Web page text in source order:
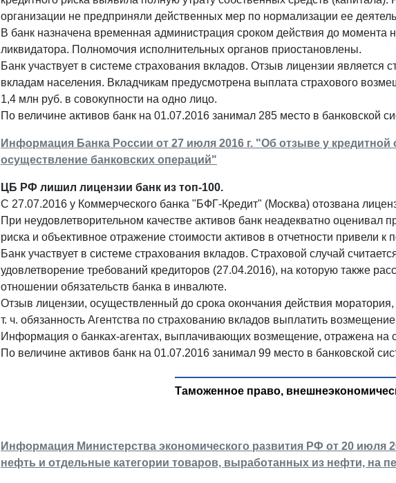
организации не предприняли действенных мер по нормализации ее
В банк назначена временная администрация сроком действия до момента
ликвидатора. Полномочия исполнительных органов приостановлены.
Банк участвует в системе страхования вкладов. Отзыв лицензии является
вкладам населения. Вкладчикам предусмотрена выплата страхового
1,4 млн руб. в совокупности на одно лицо.
По величине активов банк на 01.07.2016 занимал 285 место в банковской
Информация Банка России от 27 июля 2016 г. "Об отзыве у
осуществление банковских операций"
ЦБ РФ лишил лицензии банк из топ-100.
С 27.07.2016 у Коммерческого банка "БФГ-Кредит" (Москва) отозвана
При неудовлетворительном качестве активов банк неадекватно оценивал
риска и объективное отражение стоимости активов в отчетности привели к
Банк участвует в системе страхования вкладов. Страховой случай
удовлетворение требований кредиторов (27.04.2016), на которую также
отношении обязательств банка в инвалюте.
Отзыв лицензии, осуществленный до срока окончания действия
т. ч. обязанность Агентства по страхованию вкладов выплатить
Информация о банках-агентах, выплачивающих возмещение, отражена на
По величине активов банк на 01.07.2016 занимал 99 место в банковской
Таможенное право,
Информация Министерства экономического развития РФ от 20
нефть и отдельные категории товаров, выработанных из нефти, на